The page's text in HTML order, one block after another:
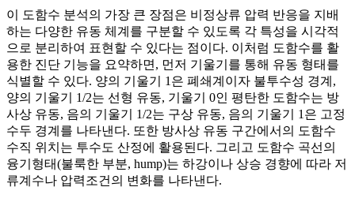
이 도함수 분석의 가장 큰 장점은 비정상류 압력 반응을 지배
하는 다양한 유동 체계를 구분할 수 있도록 각 특성을 시각적
으로 분리하여 표현할 수 있다는 점이다. 이처럼 도함수를 활
용한 진단 기능을 요약하면, 먼저 기울기를 통해 유동 형태를
식별할 수 있다. 양의 기울기 1은 폐쇄계이자 불투수성 경계,
양의 기울기 1/2는 선형 유동, 기울기 0인 평탄한 도함수는 방
사상 유동, 음의 기울기 1/2는 구상 유동, 음의 기울기 1은 고정
수두 경계를 나타낸다. 또한 방사상 유동 구간에서의 도함수
수직 위치는 투수도 산정에 활용된다. 그리고 도함수 곡선의
융기형태(불룩한 부분, hump)는 하강이나 상승 경향에 따라 저
류계수나 압력조건의 변화를 나타낸다.